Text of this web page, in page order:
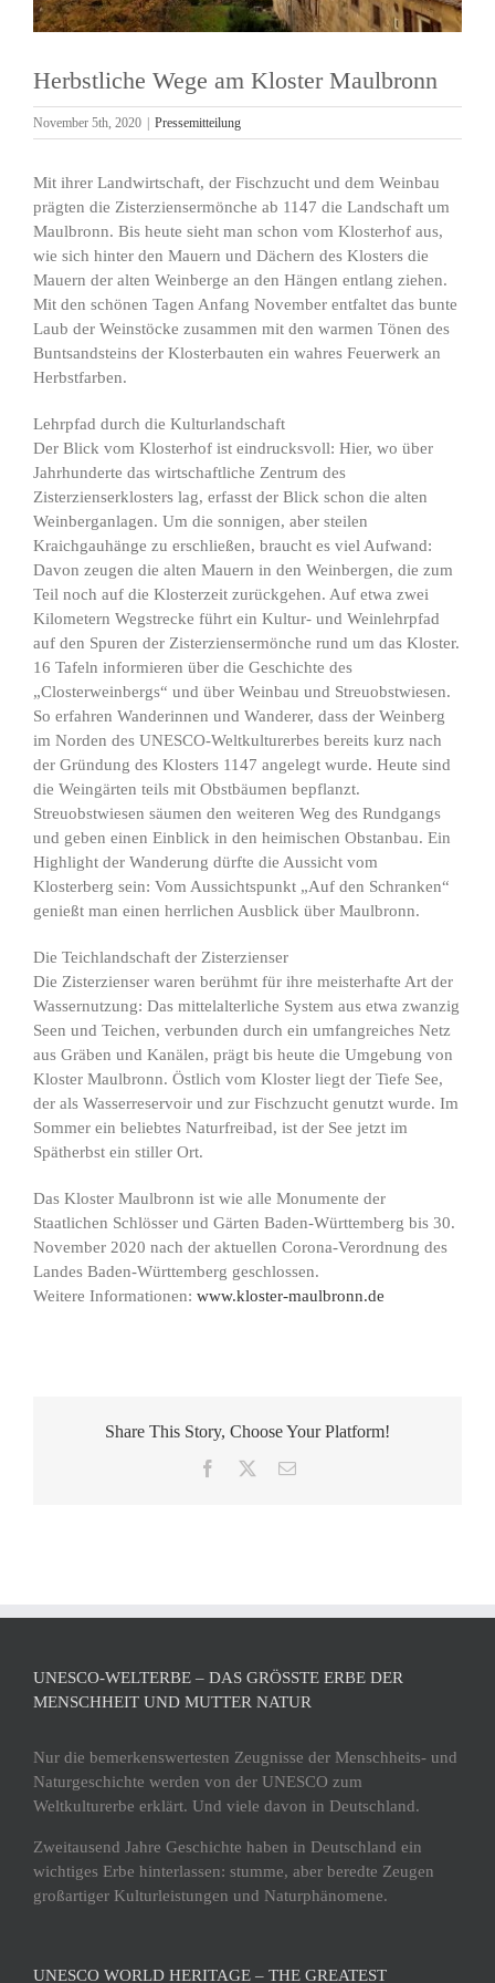
Herbstliche Wege am Kloster Maulbronn
November 5th, 2020 Pressemitteilung
Mit ihrer Landwirtschaft, der Fischzucht und dem Weinbau
prägten die Zisterziensermönche ab 1147 die Landschaft um
Maulbronn. Bis heute sieht man schon vom Klosterhof aus,
wie sich hinter den Mauern und Dächern des Klosters die
Mauern der alten Weinberge an den Hängen entlang ziehen.
Mit den schönen Tagen Anfang November entfaltet das bunte
Laub der Weinstöcke zusammen mit den warmen Tönen des
Buntsandsteins der Klosterbauten ein wahres Feuerwerk an
Herbstfarben.
Lehrpfad durch die Kulturlandschaft
Der Blick vom Klosterhof ist eindrucksvoll: Hier, wo über
Jahrhunderte das wirtschaftliche Zentrum des
Zisterzienserklosters lag, erfasst der Blick schon die alten
Weinberganlagen. Um die sonnigen, aber steilen
Kraichgauhänge zu erschließen, braucht es viel Aufwand:
Davon zeugen die alten Mauern in den Weinbergen, die zum
Teil noch auf die Klosterzeit zurückgehen. Auf etwa zwei
Kilometern Wegstrecke führt ein Kultur- und Weinlehrpfad
auf den Spuren der Zisterziensermönche rund um das Kloster.
16 Tafeln informieren über die Geschichte des
„Closterweinbergs“ und über Weinbau und Streuobstwiesen.
So erfahren Wanderinnen und Wanderer, dass der Weinberg
im Norden des UNESCO-Weltkulturerbes bereits kurz nach
der Gründung des Klosters 1147 angelegt wurde. Heute sind
die Weingärten teils mit Obstbäumen bepflanzt.
Streuobstwiesen säumen den weiteren Weg des Rundgangs
und geben einen Einblick in den heimischen Obstanbau. Ein
Highlight der Wanderung dürfte die Aussicht vom
Klosterberg sein: Vom Aussichtspunkt „Auf den Schranken“
genießt man einen herrlichen Ausblick über Maulbronn.
Die Teichlandschaft der Zisterzienser
Die Zisterzienser waren berühmt für ihre meisterhafte Art der
Wassernutzung: Das mittelalterliche System aus etwa zwanzig
Seen und Teichen, verbunden durch ein umfangreiches Netz
aus Gräben und Kanälen, prägt bis heute die Umgebung von
Kloster Maulbronn. Östlich vom Kloster liegt der Tiefe See,
der als Wasserreservoir und zur Fischzucht genutzt wurde. Im
Sommer ein beliebtes Naturfreibad, ist der See jetzt im
Spätherbst ein stiller Ort.
Das Kloster Maulbronn ist wie alle Monumente der
Staatlichen Schlösser und Gärten Baden-Württemberg bis 30.
November 2020 nach der aktuellen Corona-Verordnung des
Landes Baden-Württemberg geschlossen.
Weitere Informationen: www.kloster-maulbronn.de
Share This Story, Choose Your Platform!
Facebook
E-
UNESCO-WELTERBE – DAS GRÖSSTE ERBE DER M
ENSCHHEIT UND MUTTER NATUR
Nur die bemerkenswertesten Zeugnisse der Menschheits- und
Naturgeschichte werden von der UNESCO zum
Weltkulturerbe erklärt. Und viele davon in Deutschland.
Zweitausend Jahre Geschichte haben in Deutschland ein
wichtiges Erbe hinterlassen: stumme, aber beredte Zeugen
großartiger Kulturleistungen und Naturphänomene.
UNESCO WORLD HERITAGE – THE GREATEST